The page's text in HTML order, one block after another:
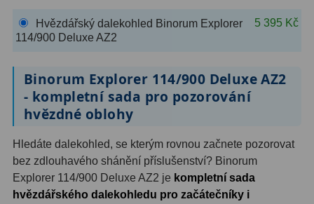
OIII9
SII2
Barevné66
Barlow čočky
Hvězdářský dalekohled Binorum Explorer
114/900 Deluxe AZ2
5 395 Kč
Binorum Explorer 114/900 Deluxe AZ2
- kompletní sada pro pozorování
hvězdné oblohy
Hledáte dalekohled, se kterým rovnou začnete pozorovat
bez zdlouhavého shánění příslušenství? Binorum
Explorer 114/900 Deluxe AZ2 je kompletní sada
hvězdářského dalekohledu pro začátečníky i